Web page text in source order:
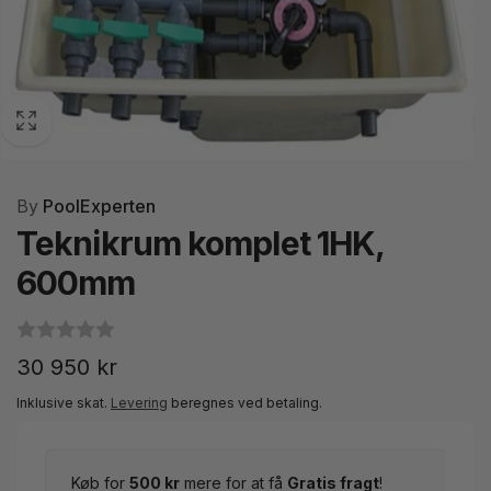
By PoolExperten
Teknikrum komplet 1HK,
600mm
Normalpris
30 950 kr
Inklusive skat. Levering beregnes ved betaling.
Køb for 500 kr mere for at få Gratis fragt!